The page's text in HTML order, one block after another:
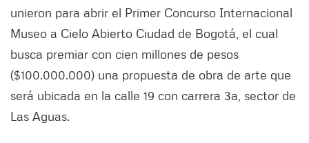
unieron para abrir el Primer Concurso Internacional
Museo a Cielo Abierto Ciudad de Bogotá, el cual
busca premiar con cien millones de pesos
($100.000.000) una propuesta de obra de arte que
será ubicada en la calle 19 con carrera 3a, sector de
Las Aguas.